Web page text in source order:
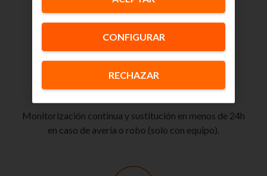
Mantenimiento proactivo
Monitorización continua y sustitución en menos de 24h
en caso de avería o robo (solo con equipo).
CONFIGURAR
RECHAZAR